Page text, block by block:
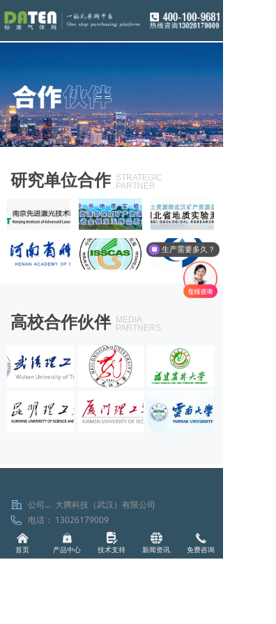
研究单位合作 STRATEGIC
PARTNER
高校合作伙伴
MEDIA
PARTNERS
公司名称：
大腾科技（武汉）有限公司
电话： 13026179009
手机：
13026179009
QQ：
1849220271
낀
首页
낆
产品中心
넖
技术支持
뀁
新闻资讯
끅
免费咨询
生产需要多久？